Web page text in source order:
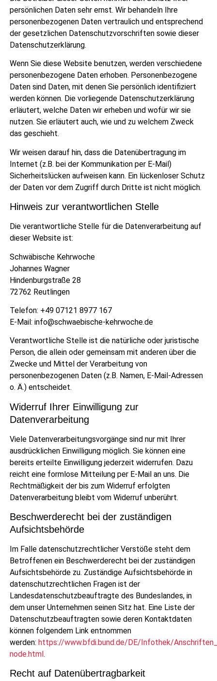
persönlichen Daten sehr ernst. Wir behandeln Ihre
personenbezogenen Daten vertraulich und entsprechend
der gesetzlichen Datenschutzvorschriften sowie dieser
Datenschutzerklärung.
Wenn Sie diese Website benutzen, werden verschiedene
personenbezogene Daten erhoben. Personenbezogene
Daten sind Daten, mit denen Sie persönlich identifiziert
werden können. Die vorliegende Datenschutzerklärung
erläutert, welche Daten wir erheben und wofür wir sie
nutzen. Sie erläutert auch, wie und zu welchem Zweck
das geschieht.
Wir weisen darauf hin, dass die Datenübertragung im
Internet (z.B. bei der Kommunikation per E-Mail)
Sicherheitslücken aufweisen kann. Ein lückenloser Schutz
der Daten vor dem Zugriff durch Dritte ist nicht möglich.
Hinweis zur verantwortlichen Stelle
Die verantwortliche Stelle für die Datenverarbeitung auf
dieser Website ist:
Schwäbische Kehrwoche
Johannes Wagner
Hindenburgstraße 28
72762 Reutlingen
Telefon: +49 07121 8977 167
E-Mail: info@schwaebische-kehrwoche.de
Verantwortliche Stelle ist die natürliche oder juristische
Person, die allein oder gemeinsam mit anderen über die
Zwecke und Mittel der Verarbeitung von
personenbezogenen Daten (z.B. Namen, E-Mail-Adressen
o. Ä.) entscheidet.
Widerruf Ihrer Einwilligung zur
Datenverarbeitung
Viele Datenverarbeitungsvorgänge sind nur mit Ihrer
ausdrücklichen Einwilligung möglich. Sie können eine
bereits erteilte Einwilligung jederzeit widerrufen. Dazu
reicht eine formlose Mitteilung per E-Mail an uns. Die
Rechtmäßigkeit der bis zum Widerruf erfolgten
Datenverarbeitung bleibt vom Widerruf unberührt.
Beschwerderecht bei der zuständigen
Aufsichtsbehörde
Im Falle datenschutzrechtlicher Verstöße steht dem
Betroffenen ein Beschwerderecht bei der zuständigen
Aufsichtsbehörde zu. Zuständige Aufsichtsbehörde in
datenschutzrechtlichen Fragen ist der
Landesdatenschutzbeauftragte des Bundeslandes, in
dem unser Unternehmen seinen Sitz hat. Eine Liste der
Datenschutzbeauftragten sowie deren Kontaktdaten
können folgendem Link entnommen
werden: https://www.bfdi.bund.de/DE/Infothek/
node.html.
Recht auf Datenübertragbarkeit